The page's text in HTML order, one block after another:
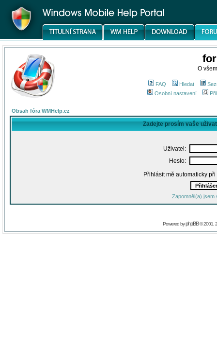
O
FAQ Hledat
Osobní nastavení
Obsah fóra WMHelp.cz
Zadejte prosím vaše
Uživatel:
Heslo:
Přihlásit mě automaticky
Zapomněl(a) jsem
Powered byphpBB© 2001,